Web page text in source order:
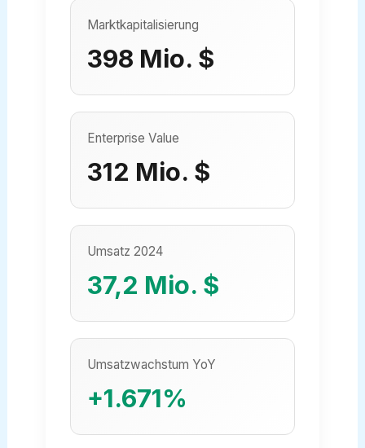
Marktkapitalisierung
398 Mio. $
Enterprise Value
312 Mio. $
Umsatz 2024
37,2 Mio. $
Umsatzwachstum YoY
+1.671%